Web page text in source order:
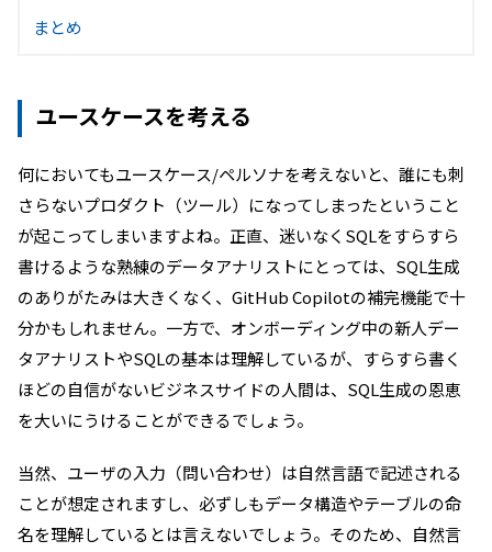
まとめ
ユースケースを考える
何においてもユースケース/ペルソナを考えないと、誰にも刺
さらないプロダクト（ツール）になってしまったということ
が起こってしまいますよね。正直、迷いなくSQLをすらすら
書けるような熟練のデータアナリストにとっては、SQL生成
のありがたみは大きくなく、GitHub Copilotの補完機能で十
分かもしれません。一方で、オンボーディング中の新人デー
タアナリストやSQLの基本は理解しているが、すらすら書く
ほどの自信がないビジネスサイドの人間は、SQL生成の恩恵
を大いにうけることができるでしょう。
当然、ユーザの入力（問い合わせ）は自然言語で記述される
ことが想定されますし、必ずしもデータ構造やテーブルの命
名を理解しているとは言えないでしょう。そのため、自然言